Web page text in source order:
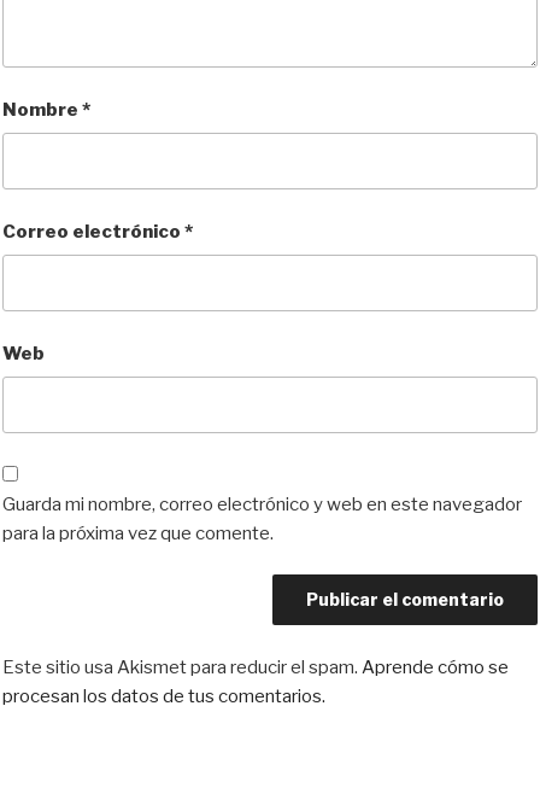
Nombre *
Correo electrónico *
Web
Guarda mi nombre, correo electrónico y web en este navegador
para la próxima vez que comente.
Este sitio usa Akismet para reducir el spam. Aprende cómo se
procesan los datos de tus comentarios.